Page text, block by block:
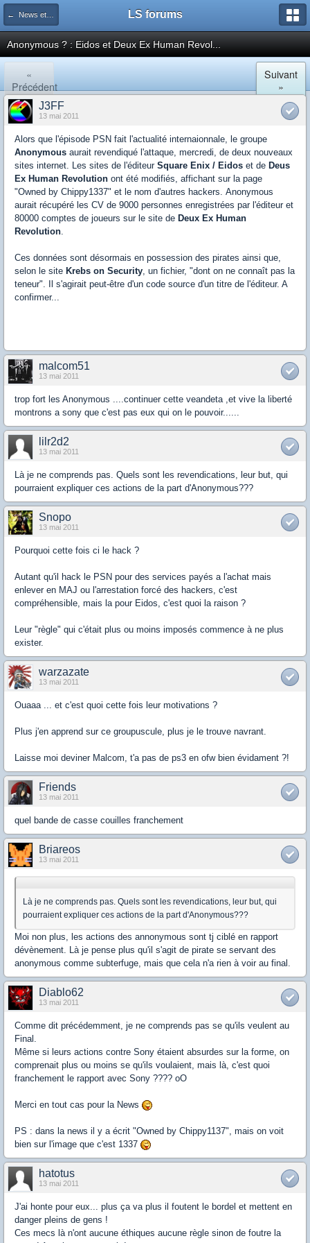
← News et actualités postées sur LS LS forums
Anonymous ? : Eidos et Deux Ex Human Revol...
«
Précédent
Suivant
»
J3FF
13 mai 2011
Alors que l'épisode PSN fait l'actualité internaionnale, le groupe
Anonymous aurait revendiqué l'attaque, mercredi, de deux nouveaux
sites internet. Les sites de l'éditeur Square Enix / Eidos et de Deus
Ex Human Revolution ont été modifiés, affichant sur la page
"Owned by Chippy1337" et le nom d'autres hackers. Anonymous
aurait récupéré les CV de 9000 personnes enregistrées par l'éditeur et
80000 comptes de joueurs sur le site de Deux Ex Human
Revolution.
Ces données sont désormais en possession des pirates ainsi que,
selon l e site Krebs on Security, un fichier, "dont on ne connaît pas la
teneur". Il s'agirait peut-être d'un code source d'un titre de l'éditeur. A
confirmer...
malcom51
13 mai 2011
trop fort les Anonymous ....continuer cette veandeta ,et vive la liberté
montrons a sony que c'est pas eux qui on le pouvoir......
lilr2d2
13 mai 2011
Là je ne comprends pas. Quels sont les revendications, leur but, qui
pourraient expliquer ces actions de la part d'Anonymous???
Snopo
13 mai 2011
Pourquoi cette fois ci le hack ?
Autant qu'il hack le PSN pour des services payés a l'achat mais
enlever en MAJ ou l'arrestation forcé des hackers, c'est
compréhensible, mais la pour Eidos, c'est quoi la raison ?
Leur "règle" qui c'était plus ou moins imposés commence à ne plus
exister.
warzazate
13 mai 2011
Ouaaa ... et c'est quoi cette fois leur motivations ?
Plus j'en apprend sur ce groupuscule, plus je le trouve navrant.
Laisse moi deviner Malcom, t'a pas de ps3 en ofw bien évidament ?!
Friends
13 mai 2011
quel bande de casse couilles franchement
Briareos
13 mai 2011
Là je ne comprends pas. Quels sont les revendications, leur but, qui
pourraient expliquer ces actions de la part d'Anonymous???
Moi non plus, les actions des annonymous sont tj ciblé en rapport
dévènement. Là je pense plus qu'il s'agit de pirate se servant des
anonymous comme subterfuge, mais que cela n'a rien à voir au final.
Diablo62
13 mai 2011
Comme dit précédemment, je ne comprends pas se qu'ils veulent au
Final.
Même si leurs actions contre Sony étaient absurdes sur la forme, on
comprenait plus ou moins se qu'ils voulaient, mais là, c'est quoi
franchement le rapport avec Sony ???? oO
Merci en tout cas pour la News
PS : dans la news il y a écrit "Owned by Chippy1137", mais on voit
bien sur l'image que c'est 1337
hatotus
13 mai 2011
J'ai honte pour eux... plus ça va plus il foutent le bordel et mettent en
danger pleins de gens !
Ces mecs là n'ont aucune éthiques aucune règle sinon de foutre la